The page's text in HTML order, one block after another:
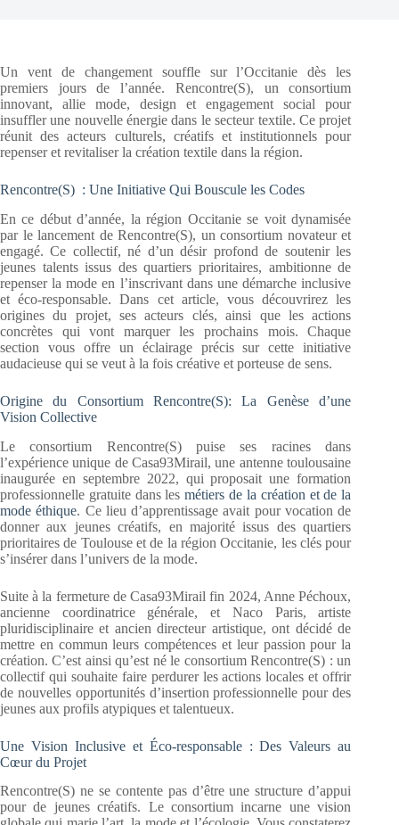
Un vent de changement souffle sur l’Occitanie dès les
premiers jours de l’année. Rencontre(S), un consortium
innovant, allie mode, design et engagement social pour
insuffler une nouvelle énergie dans le secteur textile. Ce projet
réunit des acteurs culturels, créatifs et institutionnels pour
repenser et revitaliser la création textile dans la région.
Rencontre(S) : Une Initiative Qui Bouscule les Codes
En ce début d’année, la région Occitanie se voit dynamisée
par le lancement de Rencontre(S), un consortium novateur et
engagé. Ce collectif, né d’un désir profond de soutenir les
jeunes talents issus des quartiers prioritaires, ambitionne de
repenser la mode en l’inscrivant dans une démarche inclusive
et éco-responsable. Dans cet article, vous découvrirez les
origines du projet, ses acteurs clés, ainsi que les actions
concrètes qui vont marquer les prochains mois. Chaque
section vous offre un éclairage précis sur cette initiative
audacieuse qui se veut à la fois créative et porteuse de sens.
Origine du Consortium Rencontre(S): La Genèse d’une
Vision Collective
Le consortium Rencontre(S) puise ses racines dans
l’expérience unique de Casa93Mirail, une antenne toulousaine
inaugurée en septembre 2022, qui proposait une formation
professionnelle gratuite dans lesmétiers de la création et de la
mode éthique. Ce lieu d’apprentissage avait pour vocation de
donner aux jeunes créatifs, en majorité issus des quartiers
prioritaires de Toulouse et de la région Occitanie, les clés pour
s’insérer dans l’univers de la mode.
Suite à la fermeture de Casa93Mirail fin 2024, Anne Péchoux,
ancienne coordinatrice générale, et Naco Paris, artiste
pluridisciplinaire et ancien directeur artistique, ont décidé de
mettre en commun leurs compétences et leur passion pour la
création. C’est ainsi qu’est né le consortium Rencontre(S) : un
collectif qui souhaite faire perdurer les actions locales et offrir
de nouvelles opportunités d’insertion professionnelle pour des
jeunes aux profils atypiques et talentueux.
Une Vision Inclusive et Éco-responsable : Des Valeurs au
Cœur du Projet
Rencontre(S) ne se contente pas d’être une structure d’appui
pour de jeunes créatifs. Le consortium incarne une vision